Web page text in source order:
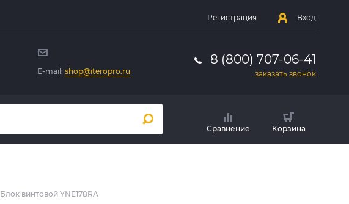
Регистрация Вход
E-mail:shop@iteropro.ru
8 (800) 707-06-41
заказать звонок
Сравнение Корзина
Блок винтовой YNE178RA